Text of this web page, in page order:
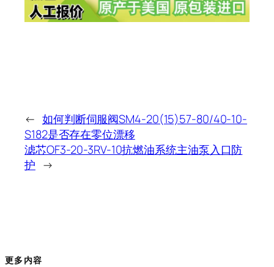
← 如何判断伺服阀SM4-20(15)57-80/40-10-
S182是否存在零位漂移
滤芯OF3-20-3RV-10抗燃油系统主油泵入口防
护 →
更多内容